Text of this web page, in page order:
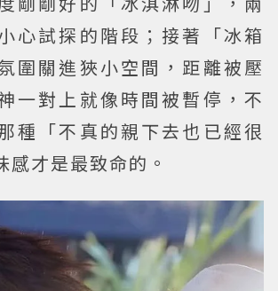
心試探的階段；接著「冰箱
圍關進狹小空間，距離被壓
一對上就像時間被暫停，不
種「不真的親下去也已經很
感才是最致命的。